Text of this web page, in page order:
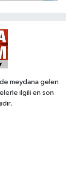
meydana gelen
ilgili en son